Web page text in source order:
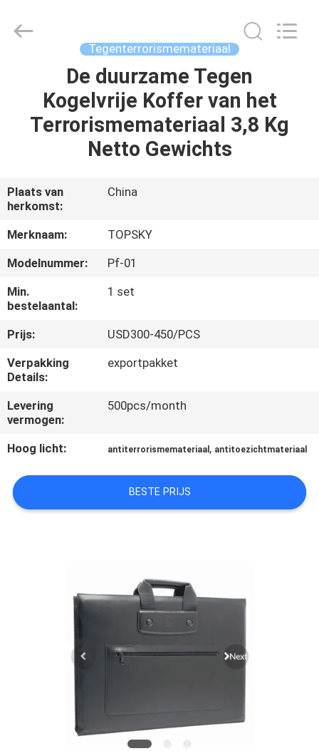
PRODUCTEN
ONS
FABRIEKSREIS
KWALITEITSCONTROLE
CONTACTEER
ONS
VERZOEK
OM EEN
CITAAT
SITEMAP
Rights
Tegenterrorismemateriaal
De duurzame Tegen
Kogelvrije Koffer van het
Terrorismemateriaal 3,8 Kg
Netto Gewichts
Plaats van
herkomst:
China
Merknaam:
TOPSKY
Modelnummer:
Pf-01
Min.
bestelaantal:
1 set
Prijs:
USD300-450/PCS
Verpakking
Details:
exportpakket
Levering
vermogen:
500pcs/month
Hoog licht: antiterrorismemateriaal , antitoezichtmateriaal
BESTE PRIJS